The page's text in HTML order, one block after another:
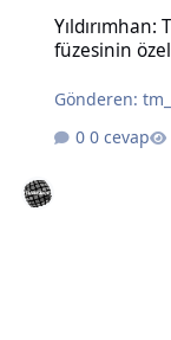
füzesinin
Gönderen:
0 cevap